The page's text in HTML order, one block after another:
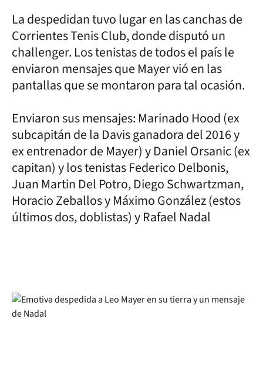
La despedidan tuvo lugar en las canchas de
Corrientes Tenis Club, donde disputó un
challenger. Los tenistas de todos el país le
enviaron mensajes que Mayer vió en las
pantallas que se montaron para tal ocasión.
Enviaron sus mensajes: Marinado Hood (ex
subcapitán de la Davis ganadora del 2016 y
ex entrenador de Mayer) y Daniel Orsanic (ex
capitan) y los tenistas Federico Delbonis,
Juan Martin Del Potro, Diego Schwartzman,
Horacio Zeballos y Máximo González (estos
últimos dos, doblistas) y Rafael Nadal